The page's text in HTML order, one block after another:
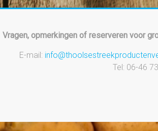
Vragen, opmerkingen of reserveren voor
E-mail:
Tel: 06-46